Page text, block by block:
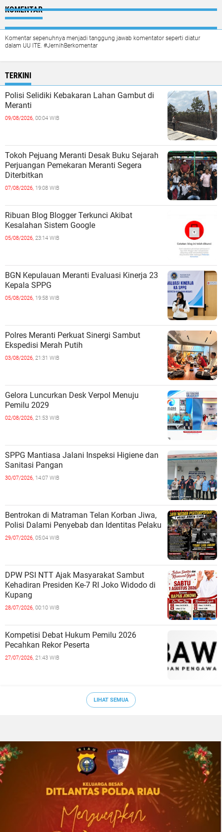
KOMENTAR
Komentar sepenuhnya menjadi tanggung jawab komentator seperti diatur
dalam UU ITE. #JernihBerkomentar
TERKINI
Polisi Selidiki Kebakaran Lahan Gambut di
Meranti
09/08/2026, 00:04 WIB
Tokoh Pejuang Meranti Desak Buku Sejarah
Perjuangan Pemekaran Meranti Segera
Diterbitkan
07/08/2026, 19:08 WIB
Ribuan Blog Blogger Terkunci Akibat
Kesalahan Sistem Google
05/08/2026, 23:14 WIB
BGN Kepulauan Meranti Evaluasi Kinerja 23
Kepala SPPG
05/08/2026, 19:58 WIB
Polres Meranti Perkuat Sinergi Sambut
Ekspedisi Merah Putih
03/08/2026, 21:31 WIB
Gelora Luncurkan Desk Verpol Menuju
Pemilu 2029
02/08/2026, 21:53 WIB
SPPG Mantiasa Jalani Inspeksi Higiene dan
Sanitasi Pangan
30/07/2026, 14:07 WIB
Bentrokan di Matraman Telan Korban Jiwa,
Polisi Dalami Penyebab dan Identitas Pelaku
29/07/2026, 05:04 WIB
DPW PSI NTT Ajak Masyarakat Sambut
Kehadiran Presiden Ke-7 RI Joko Widodo di
Kupang
28/07/2026, 00:10 WIB
Kompetisi Debat Hukum Pemilu 2026
Pecahkan Rekor Peserta
27/07/2026, 21:43 WIB
LIHAT SEMUA